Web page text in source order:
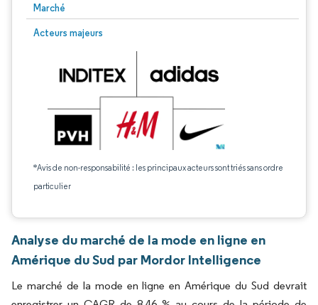
Marché
Acteurs majeurs
*Avis de non-responsabilité : les principaux acteurs sont triés sans ordre
particulier
Analyse du marché de la mode en ligne en
Amérique du Sud par Mordor Intelligence
Le marché de la mode en ligne en Amérique du Sud devrait